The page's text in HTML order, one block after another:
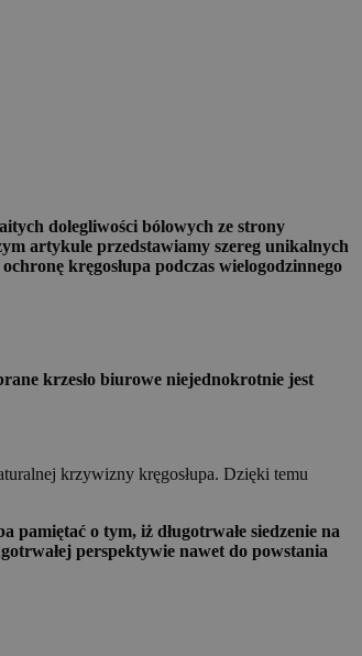
dolegliwości bólowych ze strony
artykule przedstawiamy szereg unikalnych
kręgosłupa podczas wielogodzinnego
krzesło biurowe niejednokrotnie jest
krzywizny kręgosłupa. Dzięki temu
o tym, iż długotrwałe siedzenie na
perspektywie nawet do powstania